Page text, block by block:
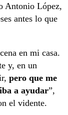
Antonio López,
antes lo que
en mi casa.
y, en un
pero que me
a ayudar”,
el vidente.